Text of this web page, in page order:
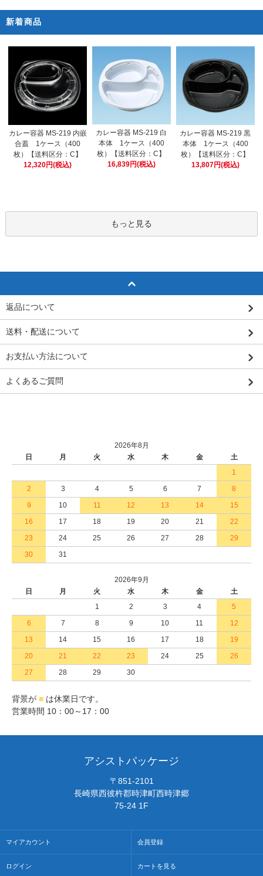
新着商品
カレー容器 MS-219 内嵌
合蓋 1ケース（400
枚）【送料区分：C】
12,320円(税込)
カレー容器 MS-219 白
本体 1ケース（400
枚）【送料区分：C】
16,839円(税込)
カレー容器 MS-219 黒
本体 1ケース（400
枚）【送料区分：C】
13,807円(税込)
もっと見る
返品について
送料・配送について
お支払い方法について
よくあるご質問
2026年8月
日
月 火 水 木 金
土
1
2
3 4 5 6 7
8
9
10 11 12 13 14
15
16
17 18 19 20 21
22
23
24 25 26 27 28
29
30
31
2026年9月
日
月 火 水 木 金
土
1
2 3 4
5
6
7 8 9 10 11
12
13
14 15 16 17 18
19
20
21 22 23 24 25
26
27
28 29 30
背景が ■ は休業日です。
営業時間 10：00～17：00
アシストパッケージ
〒851-2101
長崎県西彼杵郡時津町西時津郷
75-24 1F
マイアカウント 会員登録
ログイン カートを見る